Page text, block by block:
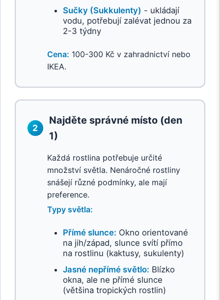
Sučky (Sukkulenty) - ukládají
vodu, potřebují zalévat jednou za
2-3 týdny
Cena: 100-300 Kč v zahradnictví nebo
IKEA.
2
Najděte správné místo (den
1)
Každá rostlina potřebuje určité
množství světla. Nenáročné rostliny
snášejí různé podmínky, ale mají
preference.
Typy světla:
Přímé slunce: Okno orientované
na jih/západ, slunce svítí přímo
na rostlinu (kaktusy, sukulenty)
Jasné nepřímé světlo: Blízko
okna, ale ne přímé slunce
(většina tropických rostlin)